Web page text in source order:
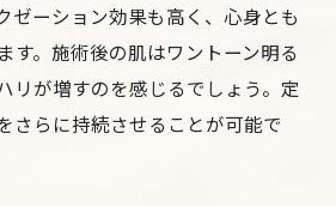
ゼーション効果も高く、心身とも
す。施術後の肌はワントーン明る
リが増すのを感じるでしょう。定
さらに持続させることが可能で